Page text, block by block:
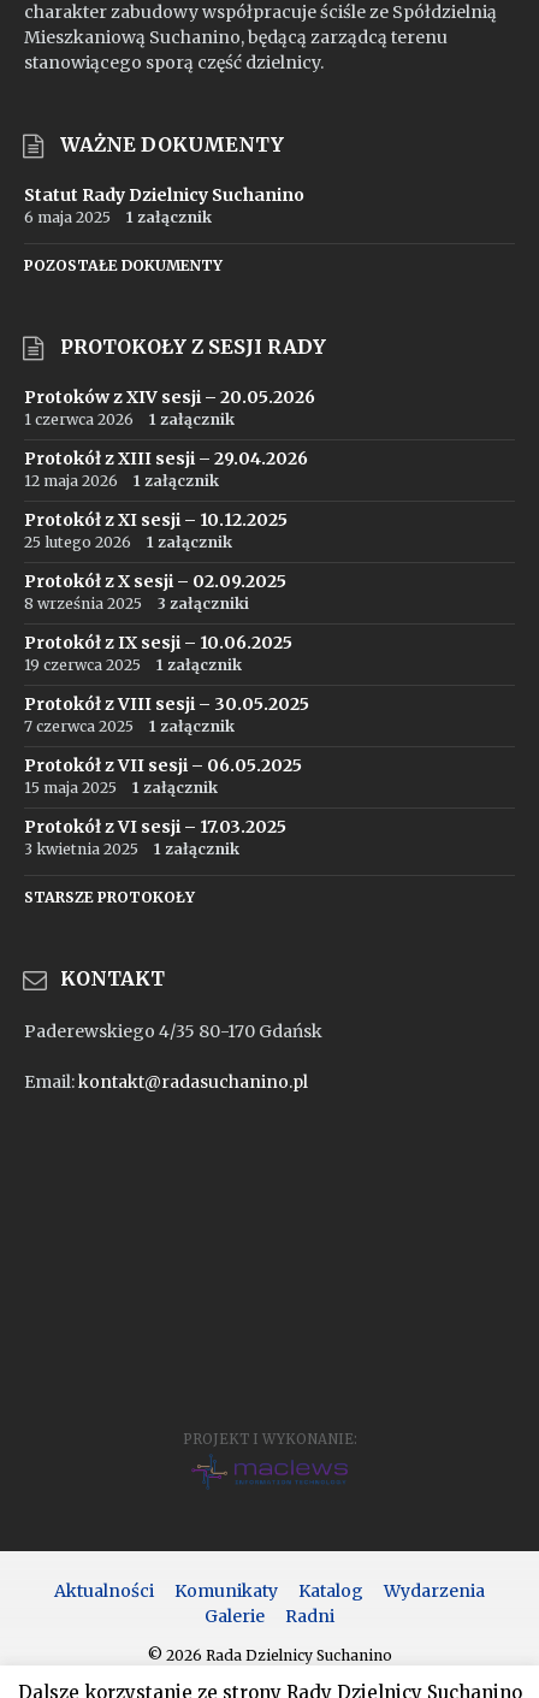
charakter zabudowy współpracuje ściśle ze Spółdzielnią
Mieszkaniową Suchanino, będącą zarządcą terenu
stanowiącego sporą część dzielnicy.
WAŻNE DOKUMENTY
Statut Rady Dzielnicy Suchanino
6 maja 2025 1 załącznik
POZOSTAŁE DOKUMENTY
PROTOKOŁY Z SESJI RADY
Protoków z XIV sesji – 20.05.2026
1 czerwca 2026 1 załącznik
Protokół z XIII sesji – 29.04.2026
12 maja 2026 1 załącznik
Protokół z XI sesji – 10.12.2025
25 lutego 2026 1 załącznik
Protokół z X sesji – 02.09.2025
8 września 2025 3 załączniki
Protokół z IX sesji – 10.06.2025
19 czerwca 2025 1 załącznik
Protokół z VIII sesji – 30.05.2025
7 czerwca 2025 1 załącznik
Protokół z VII sesji – 06.05.2025
15 maja 2025 1 załącznik
Protokół z VI sesji – 17.03.2025
3 kwietnia 2025 1 załącznik
STARSZE PROTOKOŁY
KONTAKT
Paderewskiego 4/35 80-170 Gdańsk
Email:kontakt@radasuchanino.pl
PROJEKT I WYKONANIE:
Aktualności Komunikaty Katalog
Wydarzenia
Galerie
Radni
© 2026 Rada Dzielnicy Suchanino
Dalsze korzystanie ze strony Rady Dzielnicy Suchanino